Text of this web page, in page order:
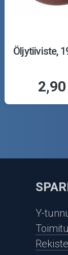
Öljytiiviste,
Y-